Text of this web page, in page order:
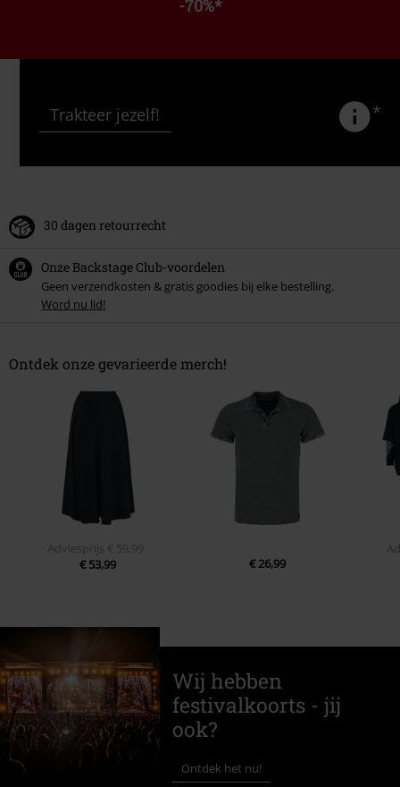
-70%*
Trakteer jezelf! *
30 dagen retourrecht
Onze Backstage Club-voordelen
Geen verzendkosten & gratis goodies bij elke bestelling.
Word nu lid!
Ontdek onze gevarieerde merch!
Adviesprijs
€ 59,99
€ 53,99
€ 26,99
Wij hebben
festivalkoorts - jij
ook?
Ontdek het nu!